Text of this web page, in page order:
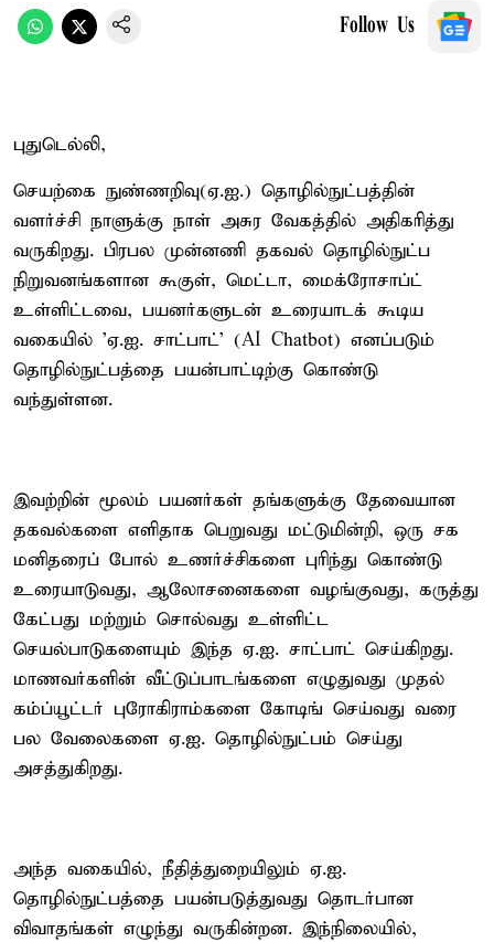
Follow Us
புதுடெல்லி,
செயற்கை நுண்ணறிவு(ஏ.ஐ.) தொழில்நுட்பத்தின்
வளர்ச்சி நாளுக்கு நாள் அசுர வேகத்தில் அதிகரித்து
வருகிறது. பிரபல முன்னணி தகவல் தொழில்நுட்ப
நிறுவனங்களான கூகுள், மெட்டா, மைக்ரோசாப்ட்
உள்ளிட்டவை, பயனர்களுடன் உரையாடக் கூடிய
வகையில் 'ஏ.ஐ. சாட்பாட்' (AI Chatbot) எனப்படும்
தொழில்நுட்பத்தை பயன்பாட்டிற்கு கொண்டு
வந்துள்ளன.
இவற்றின் மூலம் பயனர்கள் தங்களுக்கு தேவையான
தகவல்களை எளிதாக பெறுவது மட்டுமின்றி, ஒரு சக
மனிதரைப் போல் உணர்ச்சிகளை புரிந்து கொண்டு
உரையாடுவது, ஆலோசனைகளை வழங்குவது, கருத்து
கேட்பது மற்றும் சொல்வது உள்ளிட்ட
செயல்பாடுகளையும் இந்த ஏ.ஐ. சாட்பாட் செய்கிறது.
மாணவர்களின் வீட்டுப்பாடங்களை எழுதுவது முதல்
கம்ப்யூட்டர் புரோகிராம்களை கோடிங் செய்வது வரை
பல வேலைகளை ஏ.ஐ. தொழில்நுட்பம் செய்து
அசத்துகிறது.
அந்த வகையில், நீதித்துறையிலும் ஏ.ஐ.
தொழில்நுட்பத்தை பயன்படுத்துவது தொடர்பான
விவாதங்கள் எழுந்து வருகின்றன. இந்நிலையில்,